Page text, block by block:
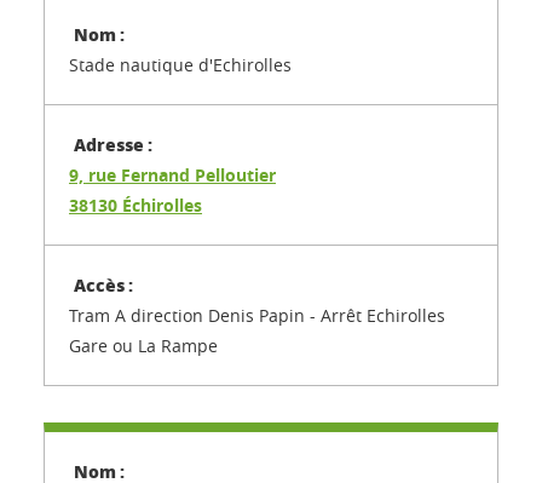
Stade nautique d'Echirolles
9, rue Fernand Pelloutier
38130 Échirolles
Tram A direction Denis Papin - Arrêt Echirolles
Gare ou La Rampe